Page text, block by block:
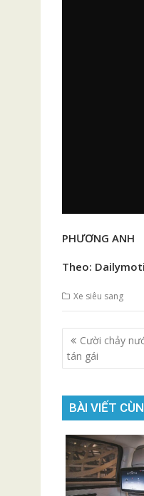
PHƯƠNG ANH
Theo:
Xe siêu sang
Điều
hướng
bài
viết
Cười chảy
tán gái
BÀI VIẾT